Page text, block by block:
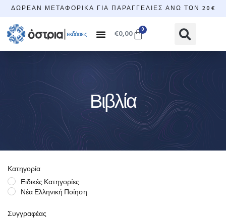
ΔΩΡΕΆΝ ΜΕΤΑΦΟΡΙΚΆ ΓΙΑ ΠΑΡΑΓΓΕΛΊΕΣ ΆΝΩ ΤΩΝ 20€
€0,00 0
Βιβλία
Κατηγορία
Ειδικές Κατηγορίες
Νέα Ελληνική Ποίηση
Συγγραφέας